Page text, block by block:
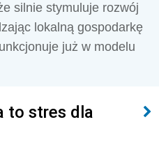
silnie stymuluje rozwój
lokalną gospodarkę
już w modelu
to stres dla